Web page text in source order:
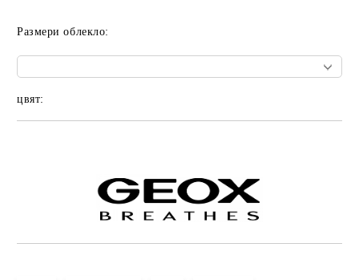
Размери облекло:
цвят: